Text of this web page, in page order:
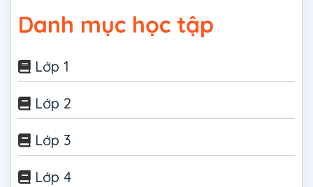
Danh mục học tập
Lớp 1
Lớp 2
Lớp 3
Lớp 4